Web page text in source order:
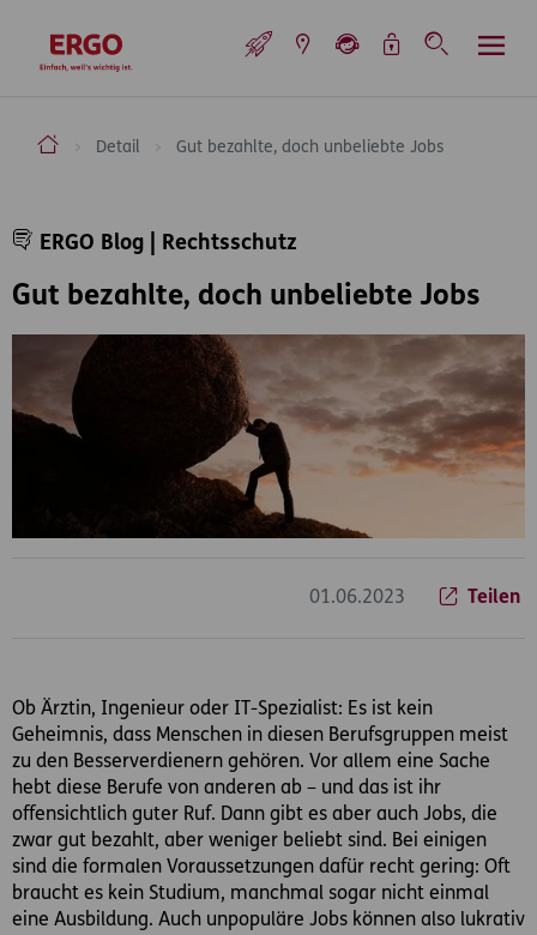
zur Startseite
ERGO Versicherung Aktiengesellschaft
Detail Gut bezahlte, doch unbeliebte Jobs
Gut bezahlte, doch unbeliebte Jobs
ERGO Blog | Rechtsschutz
01.06.2023 Teilen
Ob Ärztin, Ingenieur oder IT-Spezialist: Es ist kein
Geheimnis, dass Menschen in diesen Berufsgruppen meist
zu den Besserverdienern gehören. Vor allem eine Sache
hebt diese Berufe von anderen ab – und das ist ihr
offensichtlich guter Ruf. Dann gibt es aber auch Jobs, die
zwar gut bezahlt, aber weniger beliebt sind. Bei einigen
sind die formalen Voraussetzungen dafür recht gering: Oft
braucht es kein Studium, manchmal sogar nicht einmal
eine Ausbildung. Auch unpopuläre Jobs können also lukrativ